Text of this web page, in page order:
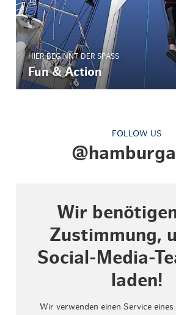
HIER BEGINNT DER SPASS
Fun & Action
FOLLOW US
Wir
Zustimmung,
Social-Media-
laden!
Wir verwenden einen Service